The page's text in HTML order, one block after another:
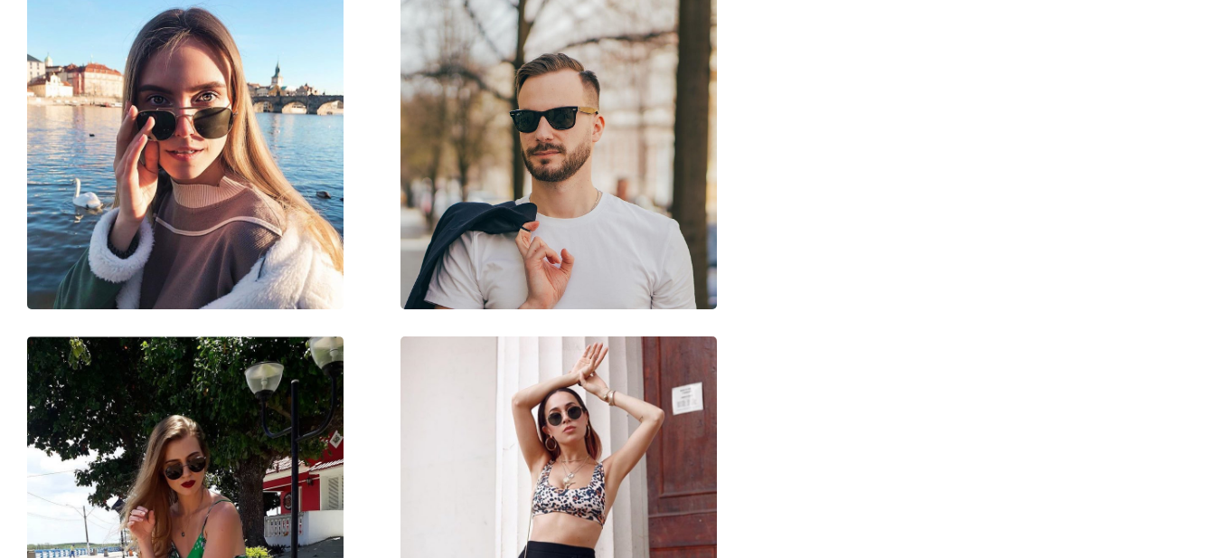
Materijal okvira:
Plastika
Veličina:
M
Širina:
137 mm
Dužina drškice:
140 mm
Širina mosta:
13 mm
Težina:
40 g
Prilagodljivi jastučići za nos:
Ne
Dodaci
Kutijica:
Da
Ostalo
Spol:
Muške
Kategorija:
Sunčane naočale
Marka:
Ray-Ban
Upotreba:
Moda
Kod:
RB4179 601S9A 62
Dostupno na recept:
Ne